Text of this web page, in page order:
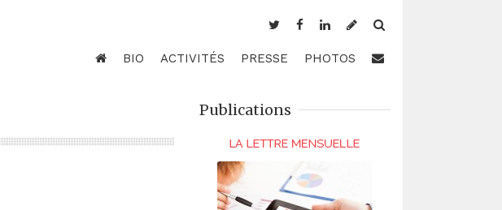
BIO ACTIVITÉS PRESSE PHOTOS
Publications